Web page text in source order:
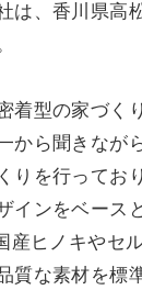
は、香川県高
着型の家づく
から聞きなが
りを行ってお
インをベース
産ヒノキやセ
質な素材を標